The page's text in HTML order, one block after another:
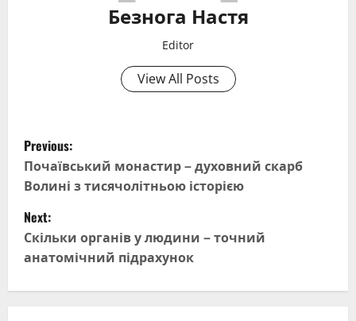
Безнога Настя
Editor
View All Posts
P
o
s
t
n
Previous:
Почаївський монастир – духовний скарб
Волині з тисячолітньою історією
Next:
Скільки органів у людини – точний
анатомічний підрахунок